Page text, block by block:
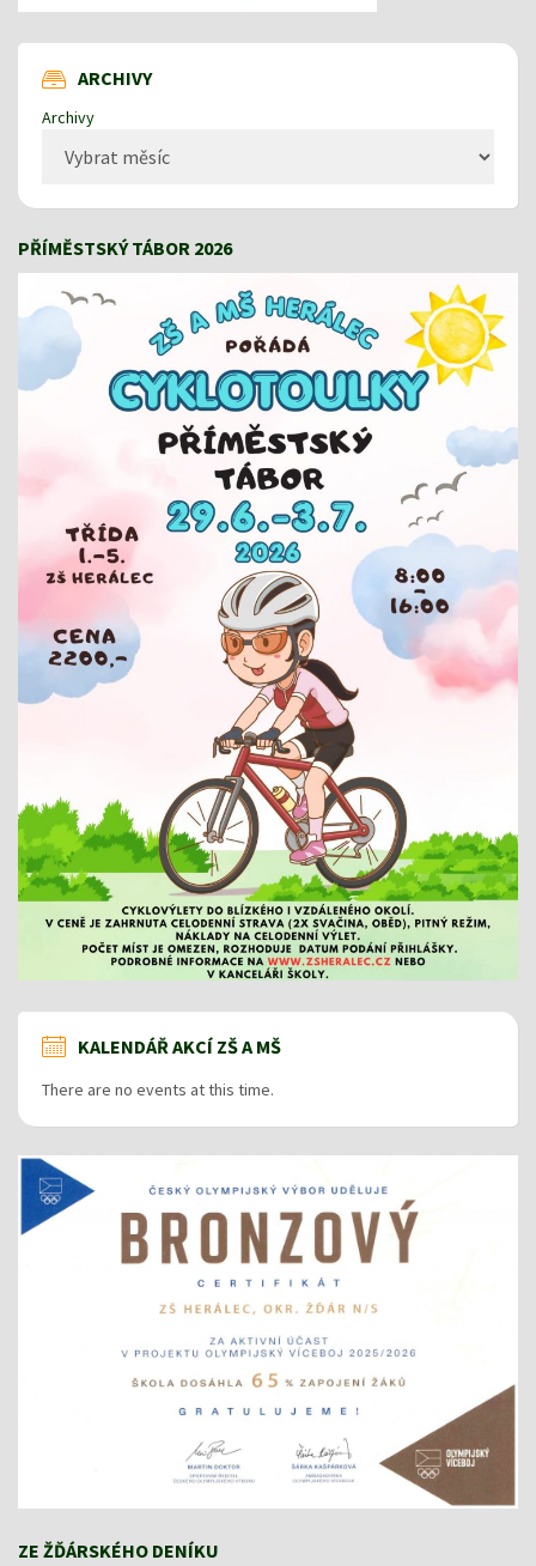
ARCHIVY
Archivy
PŘÍMĚSTSKÝ TÁBOR 2026
KALENDÁŘ AKCÍ ZŠ A MŠ
There are no events at this time.
ZE ŽĎÁRSKÉHO DENÍKU